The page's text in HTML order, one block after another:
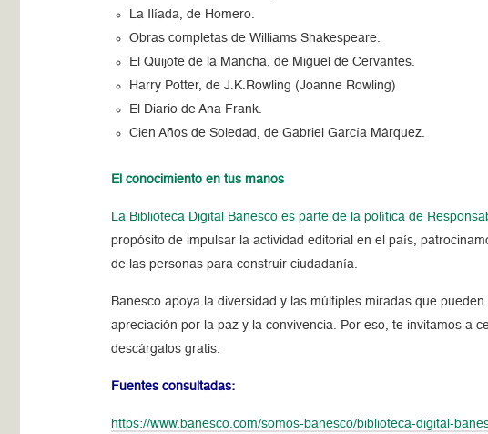
La Ilíada, de Homero.
Obras completas de Williams Shakespeare.
El Quijote de la Mancha, de Miguel de Cervantes.
Harry Potter, de J.K.Rowling (Joanne Rowling​)
El Diario de Ana Frank.
Cien Años de Soledad, de Gabriel García Márquez.
El conocimiento en tus manos
La Biblioteca Digital Banesco es parte de la política de
propósito de impulsar la actividad editorial en el país,
de las personas para construir ciudadanía.
Banesco apoya la diversidad y las múltiples miradas que
apreciación por la paz y la convivencia. Por eso, te invitamos a
descárgalos gratis.
Fuentes consultadas:
https://www.banesco.com/somos-banesco/biblioteca-digital-